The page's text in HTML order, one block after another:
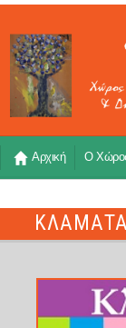
Αρχική Ο